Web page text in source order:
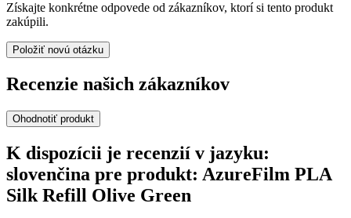
Získajte konkrétne odpovede od zákazníkov, ktorí si tento produkt
zakúpili.
Položiť novú otázku
Recenzie našich zákazníkov
Ohodnotiť produkt
K dispozícii je recenzií v jazyku:
slovenčina pre produkt: AzureFilm PLA
Silk Refill Olive Green